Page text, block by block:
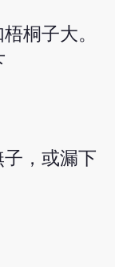
桐子大。
，或漏下